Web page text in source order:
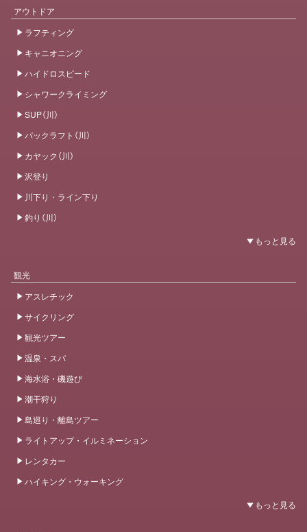
アウトドア
ラフティング
キャニオニング
ハイドロスピード
シャワークライミング
SUP（川）
パックラフト（川）
カヤック（川）
沢登り
川下り・ライン下り
釣り（川）
観光
アスレチック
サイクリング
観光ツアー
温泉・スパ
海水浴・磯遊び
潮干狩り
島巡り・離島ツアー
ライトアップ・イルミネーション
レンタカー
ハイキング・ウォーキング